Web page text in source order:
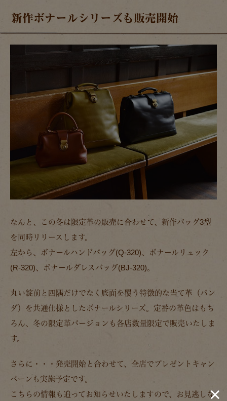
新作ボナールシリーズも販売開始
なんと、この冬は限定革の販売に合わせて、新作バッグ3型
を同時リリースします。
左から、ボナールハンドバッグ(Q-320)、ボナールリュック
(R-320)、ボナールダレスバッグ(BJ-320)。
丸い錠前と四隅だけでなく底面を覆う特徴的な当て革（パン
ダ）を共通仕様としたボナールシリーズ。定番の革色はもち
ろん、冬の限定革バージョンも各店数量限定で販売いたしま
す。
さらに・・・発売開始と合わせて、全店でプレゼントキャン
ペーンも実施予定です。
こちらの情報も追ってお知らせいたしますので、お見逃しな